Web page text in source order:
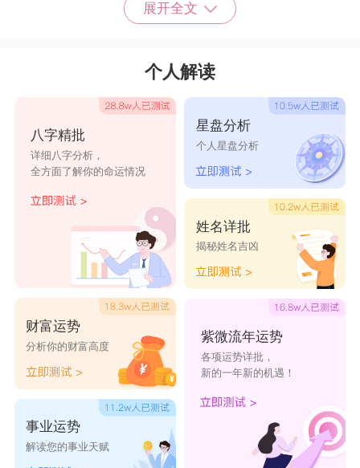
薄荷涼⊕ 絯孑気
不二心 一人留
亦长年 歌于途
钟于你
空口言
离又弃
药别停
谁顾我
旧人殇
好听的网名男生霸气的大全
1、空城旧梦失心少年
2、她是我的你别碰
3、-给老子笑。
4、骚不起来就矜持。
5、人海一粒渣
6、没刘海照样拽
7、有本事来咬我~
8、大妈脚踏三条床。
展开全文
个人解读
八字精批
详细八字分析，
全方面了解你的命运情况
财富运势
分析你的财富高度
事业运势
解读您的事业天赋
星盘分析
个人星盘分析
姓名详批
揭秘姓名吉凶
紫微流年运势
各项运势详批，
新的一年新的机遇！